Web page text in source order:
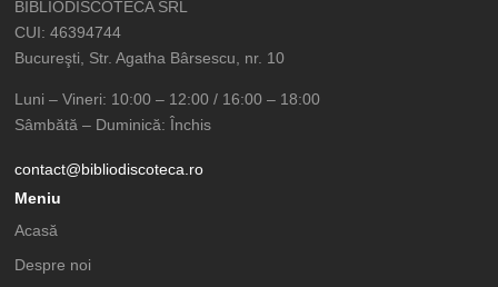
BIBLIODISCOTECA SRL
CUI: 46394744
Bucureşti, Str. Agatha Bârsescu, nr. 10
Luni – Vineri: 10:00 – 12:00 / 16:00 – 18:00
Sâmbătă – Duminică: Închis
contact@bibliodiscoteca.ro
Meniu
Acasă
Despre noi